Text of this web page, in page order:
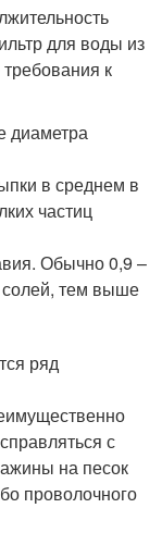
для воды из
к
диаметра
в среднем в
частиц
Обычно 0,9 –
тем выше
ряд
с
на песок
проволочного